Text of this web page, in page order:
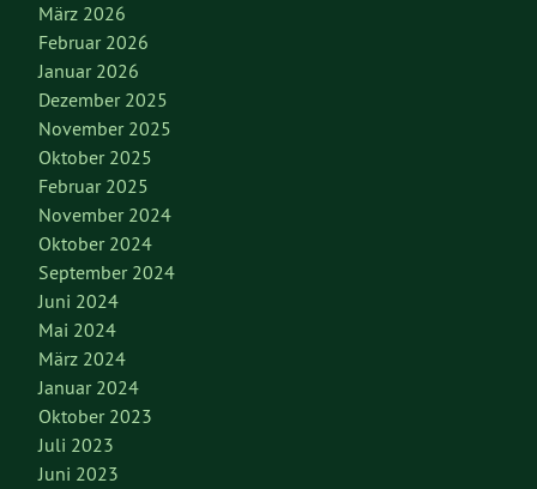
März 2026
Februar 2026
Januar 2026
Dezember 2025
November 2025
Oktober 2025
Februar 2025
November 2024
Oktober 2024
September 2024
Juni 2024
Mai 2024
März 2024
Januar 2024
Oktober 2023
Juli 2023
Juni 2023